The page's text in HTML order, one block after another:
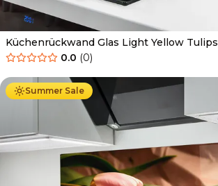
Küchenrückwand Glas Light Yellow Tulips
0.0 (0)
Summer Sale
Ab 69.90 € 34.90